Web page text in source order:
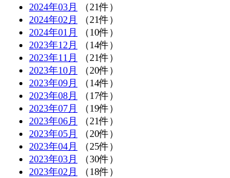
2024年03月
（21件）
2024年02月
（21件）
2024年01月
（10件）
2023年12月
（14件）
2023年11月
（21件）
2023年10月
（20件）
2023年09月
（14件）
2023年08月
（17件）
2023年07月
（19件）
2023年06月
（21件）
2023年05月
（20件）
2023年04月
（25件）
2023年03月
（30件）
2023年02月
（18件）